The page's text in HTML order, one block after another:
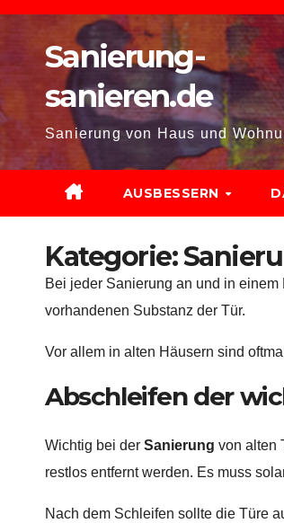
Zum
springenSanierung-
sanieren.de
Sanierung von Haus und
AUSBESSERN
Kategorie:
Bei jeder Sanierung an und in
vorhandenen Substanz der Tür.
Vor allem in alten Häusern sind
Abschleifen der
Wichtig bei der Sanierung von alten
restlos entfernt werden. Es muss
Nach dem Schleifen sollte die Türe